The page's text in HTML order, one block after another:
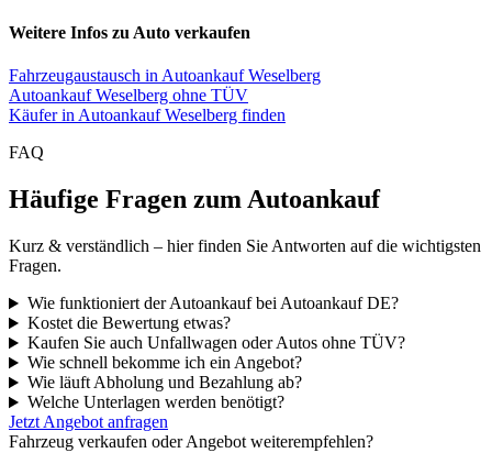
Weitere Infos zu Auto verkaufen
Fahrzeugaustausch in Autoankauf Weselberg
Autoankauf Weselberg ohne TÜV
Käufer in Autoankauf Weselberg finden
FAQ
Häufige Fragen zum Autoankauf
Kurz & verständlich – hier finden Sie Antworten auf die wichtigsten
Fragen.
Wie funktioniert der Autoankauf bei Autoankauf DE?
Kostet die Bewertung etwas?
Kaufen Sie auch Unfallwagen oder Autos ohne TÜV?
Wie schnell bekomme ich ein Angebot?
Wie läuft Abholung und Bezahlung ab?
Welche Unterlagen werden benötigt?
Jetzt Angebot anfragen
Fahrzeug verkaufen oder Angebot weiterempfehlen?